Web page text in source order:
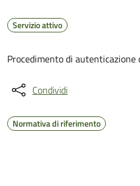
Servizio attivo
Procedimento di autenticazione
Condividi
Normativa di riferimento